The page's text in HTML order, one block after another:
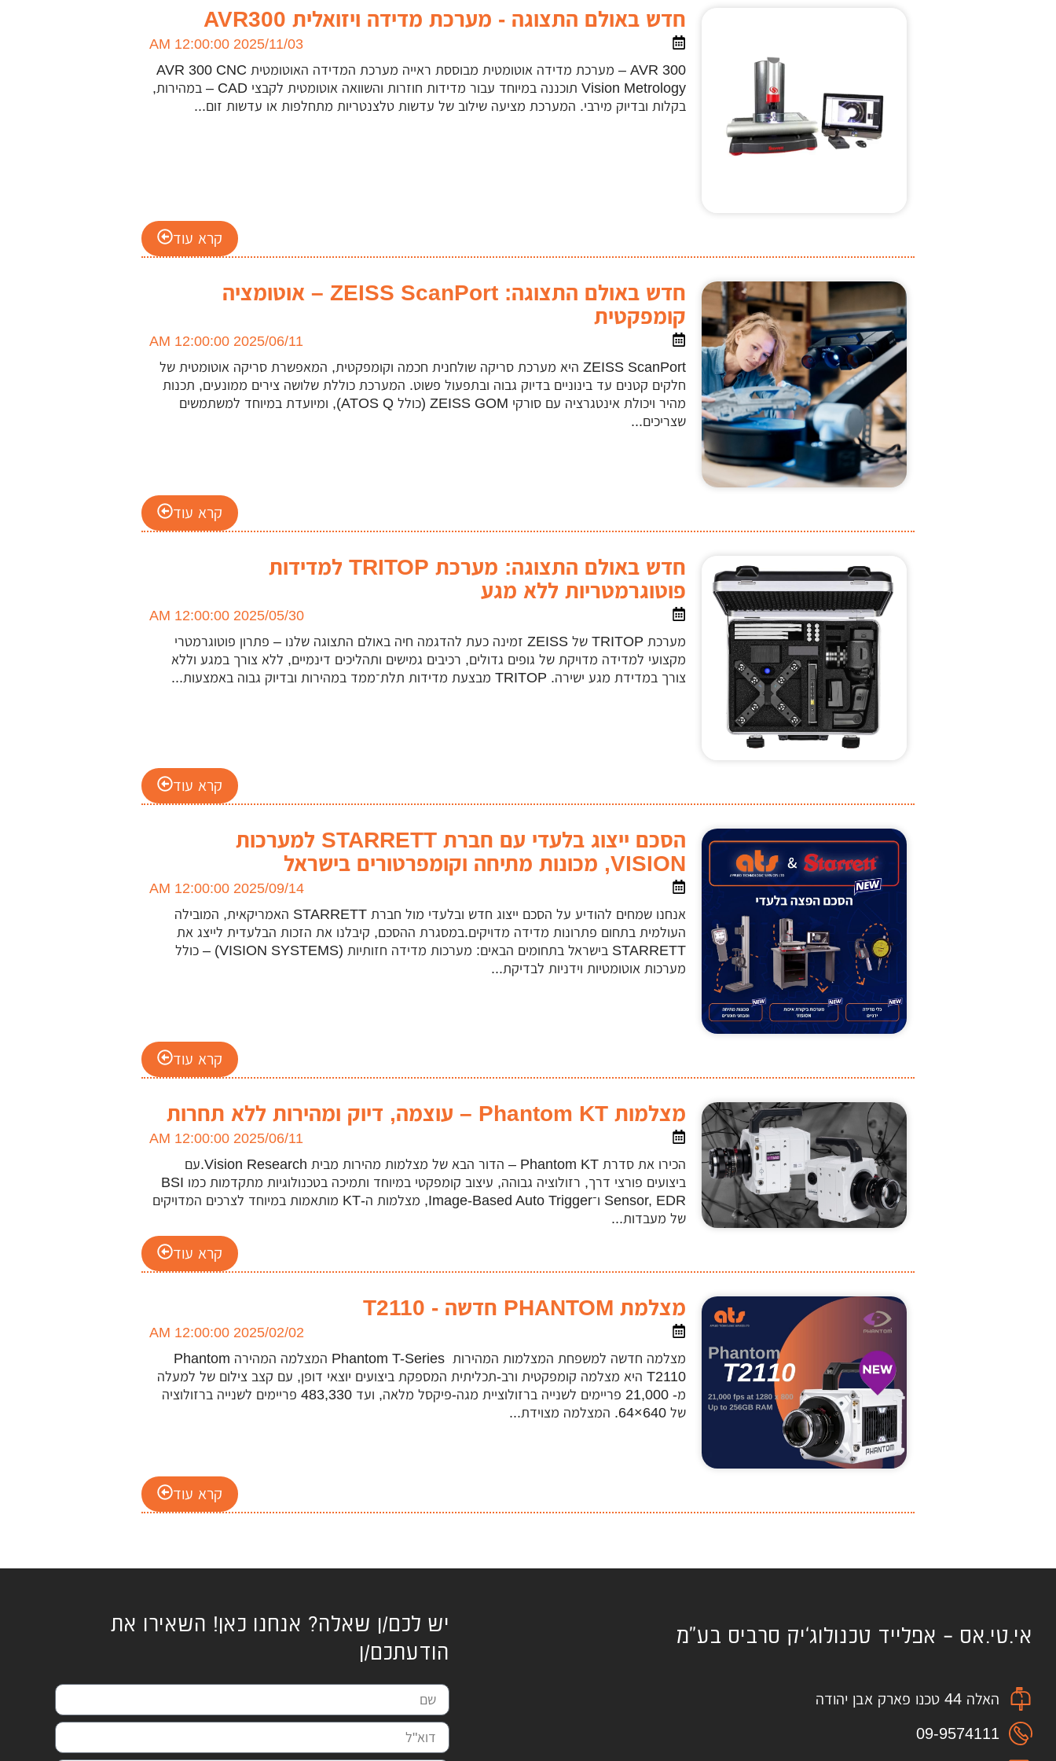
חדש באולם התצוגה - מערכת מדידה ויזואלית AVR300
2025/11/03 12:00:00 AM
AVR 300 – מערכת מדידה אוטומטית מבוססת ראייה מערכת המדידה האוטומטית AVR 300 CNC
Vision Metrology תוכננה במיוחד עבור מדידות חוזרות והשוואה אוטומטית לקבצי CAD – במהירות,
בקלות ובדיוק מירבי. המערכת מציעה שילוב של עדשות טלצנטריות מתחלפות או עדשות זום...
קרא עוד
חדש באולם התצוגה: ZEISS ScanPort – אוטומציה
קומפקטית
2025/06/11 12:00:00 AM
ZEISS ScanPort היא מערכת סריקה שולחנית חכמה וקומפקטית, המאפשרת סריקה אוטומטית של
חלקים קטנים עד בינוניים בדיוק גבוה ובתפעול פשוט. המערכת כוללת שלושה צירים ממונעים, תכנות
מהיר ויכולת אינטגרציה עם סורקי ZEISS GOM (כולל ATOS Q), ומיועדת במיוחד למשתמשים
שצריכים...
קרא עוד
חדש באולם התצוגה: מערכת TRITOP למדידות
פוטוגרמטריות ללא מגע
2025/05/30 12:00:00 AM
מערכת TRITOP של ZEISS זמינה כעת להדגמה חיה באולם התצוגה שלנו – פתרון פוטוגרמטרי
מקצועי למדידה מדויקת של גופים גדולים, רכיבים גמישים ותהליכים דינמיים, ללא צורך במגע וללא
צורך במדידת מגע ישירה. TRITOP מבצעת מדידות תלת־ממד במהירות ובדיוק גבוה באמצעות...
קרא עוד
הסכם ייצוג בלעדי עם חברת STARRETT למערכות
VISION, מכונות מתיחה וקומפרטורים בישראל
2025/09/14 12:00:00 AM
אנחנו שמחים להודיע על הסכם ייצוג חדש ובלעדי מול חברת STARRETT האמריקאית, המובילה
העולמית בתחום פתרונות מדידה מדויקים.במסגרת ההסכם, קיבלנו את הזכות הבלעדית לייצג את
STARRETT בישראל בתחומים הבאים: מערכות מדידה חזותיות (VISION SYSTEMS) – כולל
מערכות אוטומטיות וידניות לבדיקת...
קרא עוד
מצלמות Phantom KT – עוצמה, דיוק ומהירות ללא תחרות
2025/06/11 12:00:00 AM
הכירו את סדרת Phantom KT – הדור הבא של מצלמות מהירות מבית Vision Research.עם
ביצועים פורצי דרך, רזולוציה גבוהה, עיצוב קומפקטי במיוחד ותמיכה בטכנולוגיות מתקדמות כמו BSI
Sensor, EDR ו־Image-Based Auto Trigger, מצלמות ה-KT מותאמות במיוחד לצרכים המדויקים
של מעבדות...
קרא עוד
מצלמת PHANTOM חדשה - T2110
2025/02/02 12:00:00 AM
מצלמה חדשה למשפחת המצלמות המהירות Phantom T-Series המצלמה המהירה Phantom
T2110 היא מצלמה קומפקטית ורב-תכליתית המספקת ביצועים יוצאי דופן, עם קצב צילום של למעלה
מ- 21,000 פריימים לשנייה ברזולוציית מגה-פיקסל מלאה, ועד 483,330 פריימים לשנייה ברזולוציה
של 640×64. המצלמה מצוידת...
קרא עוד
אי.טי.אס – אפלייד טכנולוג'יק סרביס בע"מ
האלה 44 טכנו פארק אבן יהודה
09-9574111
יש לכם/ן שאלה? אנחנו כאן! השאירו את
הודעתכם/ן